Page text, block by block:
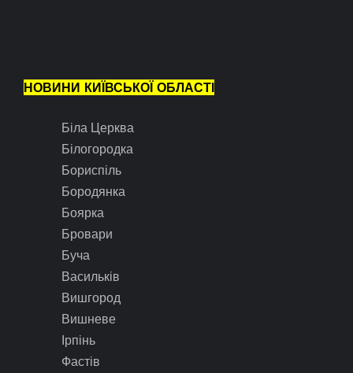
НОВИНИ КИЇВСЬКОЇ ОБЛАСТІ
Біла Церква
Білогородка
Бориспіль
Бородянка
Боярка
Бровари
Буча
Васильків
Вишгород
Вишневе
Ірпінь
Фастів